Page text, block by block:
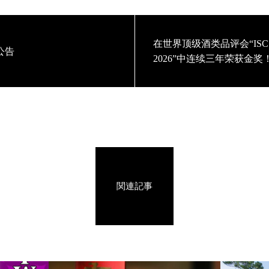
告
在世界顶级酒类品评会“ISC
2026”中连续三年荣获金奖
関連記事